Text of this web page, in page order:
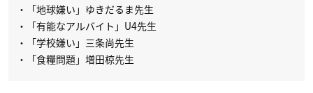
・「地球嫌い」ゆきだるま先生
・「有能なアルバイト」U4先生
・「学校嫌い」三条尚先生
・「食糧問題」増田椋先生